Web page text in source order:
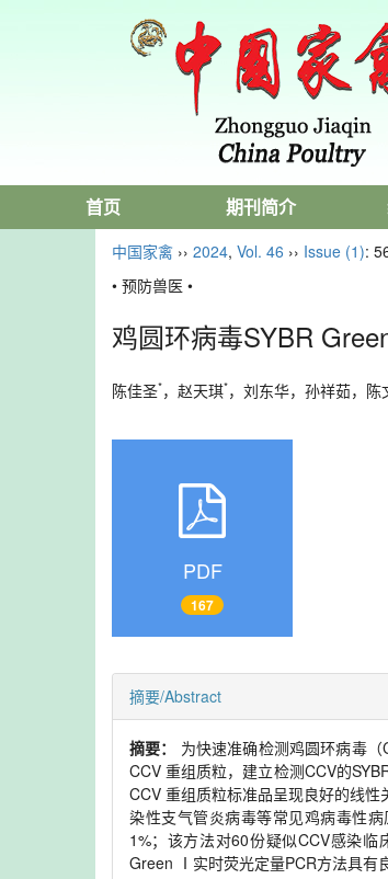
首页 期刊简介
中国家禽 ›› 2024, Vol. 46 ›› Issue (1):
• 预防兽医 •
鸡圆环病毒SYBR
陈佳圣*，赵天琪*，刘东华，孙祥茹，陈
PDF
167
摘要/Abstract
摘要： 为快速准确检测鸡圆环病毒
CCV 重组质粒，建立检测CCV的
CCV 重组质粒标准品呈现良好的线
染性支气管炎病毒等常见鸡病毒性
1%；该方法对60份疑似CCV感染
Green Ⅰ实时荧光定量PCR方法具有